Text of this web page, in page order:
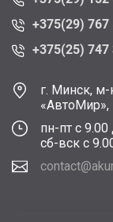
+375(29) 767
+375(25) 747
г. Минск,
«АвтоМир»,
пн-пт с 9.00
сб-вск с